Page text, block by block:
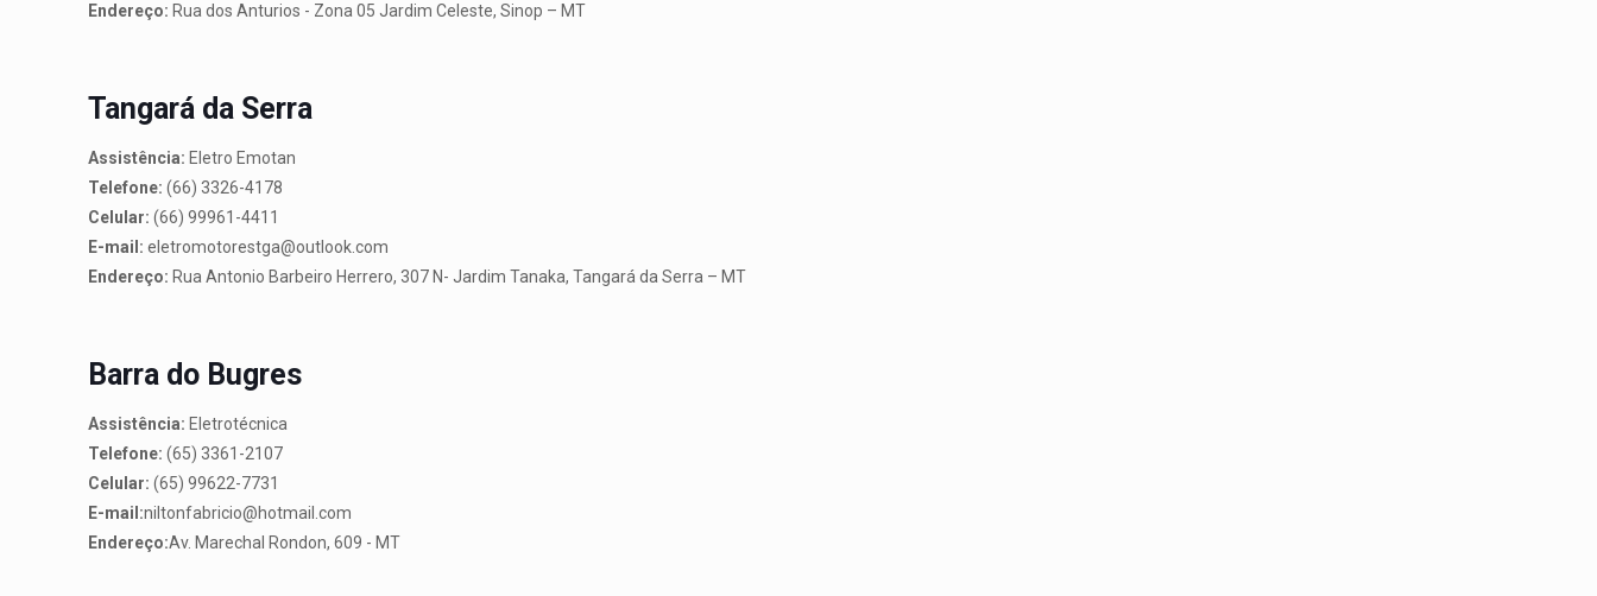
Endereço: Rua dos Anturios - Zona 05 Jardim Celeste, Sinop – MT
Tangará da Serra
Assistência: Eletro Emotan
Telefone: (66) 3326-4178
Celular: (66) 99961-4411
E-mail: eletromotorestga@outlook.com
Endereço: Rua Antonio Barbeiro Herrero, 307 N- Jardim Tanaka, Tangará da Serra – MT
Barra do Bugres
Assistência: Eletrotécnica
Telefone: (65) 3361-2107
Celular: (65) 99622-7731
E-mail:niltonfabricio@hotmail.com
Endereço:Av. Marechal Rondon, 609 - MT